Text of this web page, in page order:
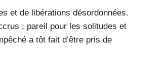
et de libérations désordonnées.
; pareil pour les solitudes et
a tôt fait d’être pris de